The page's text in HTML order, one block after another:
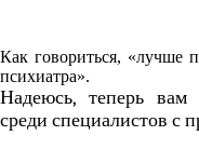
Как говориться, «лучше
психиатра».
Надеюсь, теперь вам
среди специалистов с